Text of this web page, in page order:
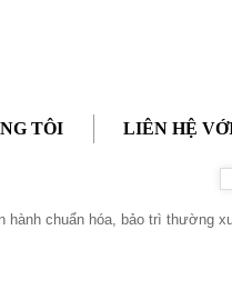
TÔI LIÊN HỆ
hành chuẩn hóa, bảo trì thường